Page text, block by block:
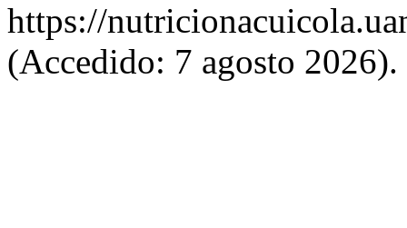
https://
(Accedido: 7 agosto 2026).